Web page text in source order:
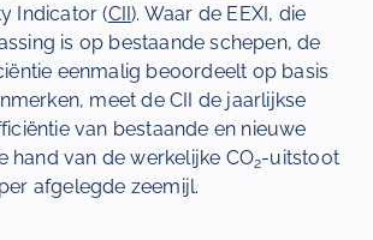
Indicator (CII). Waar de EEXI, die
is op bestaande schepen, de
eenmalig beoordeelt op basis
meet de CII de jaarlijkse
van bestaande en nieuwe
hand van de werkelijke CO2-uitstoot
afgelegde zeemijl.